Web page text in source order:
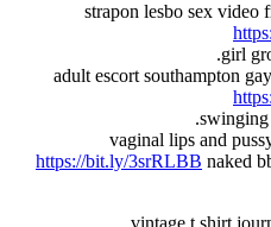
strapon lesbo sex video
girl
adult escort southampton
swinging
vaginal lips and
https://bit.ly/3srRLBB naked